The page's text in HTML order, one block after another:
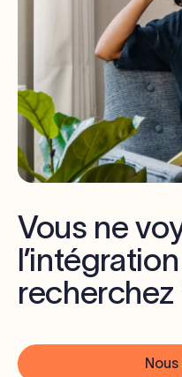
Vous ne
recherchez